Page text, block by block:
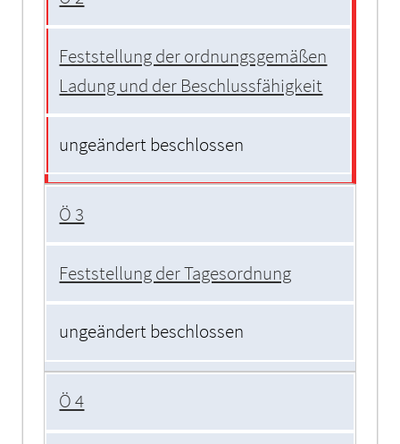
Feststellung der ordnungsgemäßen
Ladung und der Beschlussfähigkeit
ungeändert beschlossen
Ö 3
Feststellung der Tagesordnung
ungeändert beschlossen
Ö 4